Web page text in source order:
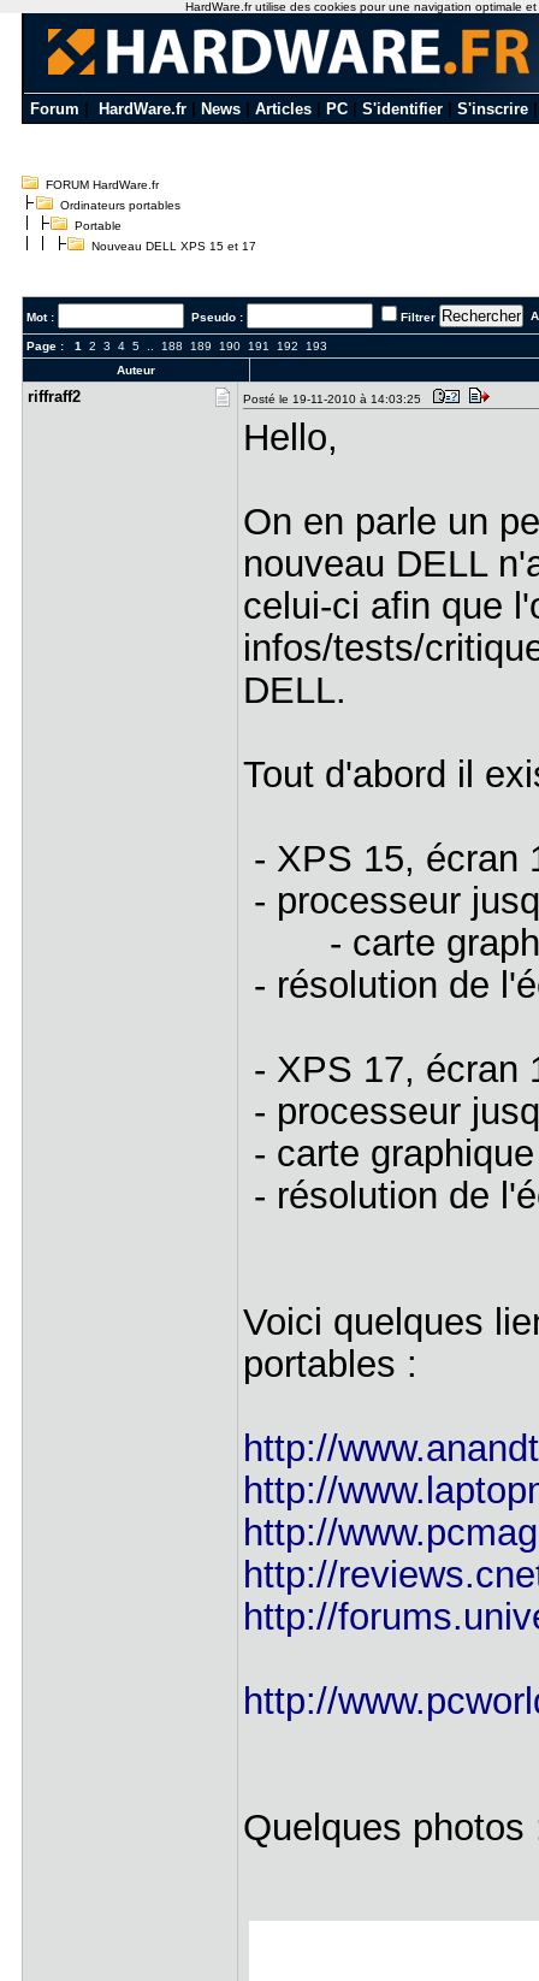
Forum HardWare.fr News Articles PC S'identifier S'inscrire
FORUM HardWare.fr
Ordinateurs portables
Portable
Nouveau DELL XPS 15 et 17
Mot : Pseudo : Filtrer
Page : 1 2 3 4 5.. 188 189 190 191 192
193
Auteur
riffraff2 Posté le 19-11-2010 à 14:03:25
Hello,
On en parle un
nouveau DELL
celui-ci afin que
infos/tests/
DELL.
Tout d'abord il
- XPS 15, écran
- processeur
- carte
- résolution de
- XPS 17, écran
- processeur
- carte
- résolution de
Voici quelques
portables :
http://
http://
http://
http://
http://
http://
Quelques photos
HardWare.fr utilise des cookies pour une navigation optimale